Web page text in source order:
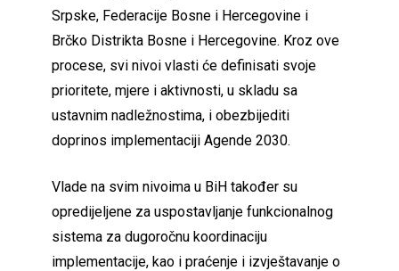
Srpske, Federacije Bosne i Hercegovine i
Brčko Distrikta Bosne i Hercegovine. Kroz ove
procese, svi nivoi vlasti će definisati svoje
prioritete, mjere i aktivnosti, u skladu sa
ustavnim nadležnostima, i obezbijediti
doprinos implementaciji Agende 2030.
Vlade na svim nivoima u BiH također su
opredijeljene za uspostavljanje funkcionalnog
sistema za dugoročnu koordinaciju
implementacije, kao i praćenje i izvještavanje o